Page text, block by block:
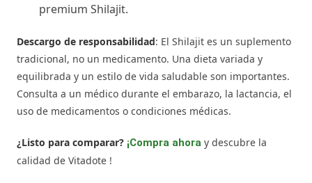
premium Shilajit.
Descargo de responsabilidad: El Shilajit es un suplemento
tradicional, no un medicamento. Una dieta variada y
equilibrada y un estilo de vida saludable son importantes.
Consulta a un médico durante el embarazo, la lactancia, el
uso de medicamentos o condiciones médicas.
¿Listo para comparar? ¡Compra ahora y descubre la
calidad de Vitadote !